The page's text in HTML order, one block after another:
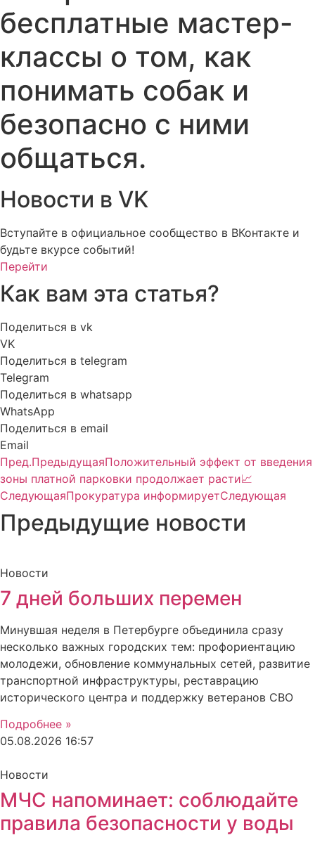
бесплатные мастер-
классы о том, как
понимать собак и
безопасно с ними
общаться.
Новости в VK
Вступайте в официальное сообщество в ВКонтакте и
будьте вкурсе событий!
Перейти
Как вам эта статья?
Поделиться в vk
VK
Поделиться в telegram
Telegram
Поделиться в whatsapp
WhatsApp
Поделиться в email
Email
Пред.ПредыдущаяПоложительный эффект от введения
зоны платной парковки продолжает расти📈
СледующаяПрокуратура информируетСледующая
Предыдущие новости
Новости
7 дней больших перемен
Минувшая неделя в Петербурге объединила сразу
несколько важных городских тем: профориентацию
молодежи, обновление коммунальных сетей, развитие
транспортной инфраструктуры, реставрацию
исторического центра и поддержку ветеранов СВО
Подробнее »
05.08.2026 16:57
Новости
МЧС напоминает: соблюдайте
правила безопасности у воды